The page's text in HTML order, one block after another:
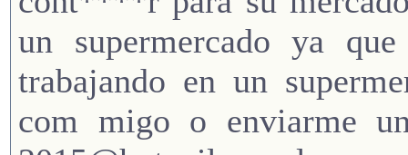
un supermercado ya
trabajando en un
com migo o enviarme